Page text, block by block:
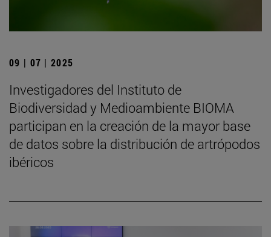
09 | 07 | 2025
Investigadores del Instituto de
Biodiversidad y Medioambiente BIOMA
participan en la creación de la mayor base
de datos sobre la distribución de artrópodos
ibéricos